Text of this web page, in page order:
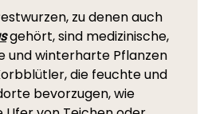
zu denen auch
gehört, sind medizinische,
und winterharte Pflanzen
die feuchte und
bevorzugen, wie